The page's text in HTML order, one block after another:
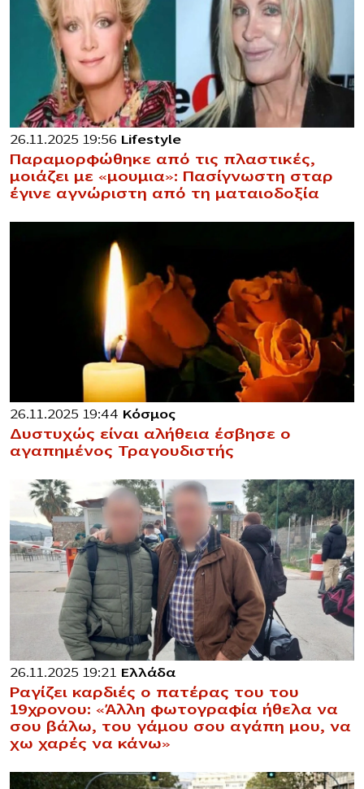
26.11.2025 19:56 Lifestyle
Παραμορφώθηκε από τις πλαστικές,
μοιάζει με «μoυμια»: Πασίγνωστη σταρ
έγινε αγνώριστη από τη ματαιοδοξία
26.11.2025 19:44 Κόσμος
Δυστυχώς είναι αλήθεια έσβησε ο
αγαπημένος Τραγουδιστής
26.11.2025 19:21 Ελλάδα
Ραγίζει καρδιές ο πατέρας του του
19χρονου: «Άλλη φωτογραφία ήθελα να
σου βάλω, του γάμου σου αγάπη μου, να
χω χαρές να κάνω»